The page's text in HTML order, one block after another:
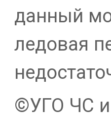
данный
ледовая
©️УГО ЧС